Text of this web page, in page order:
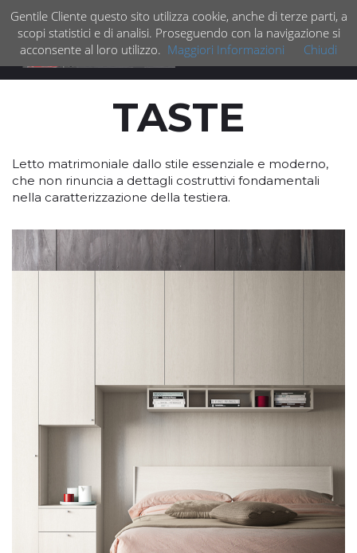
barra
TASTE
Letto matrimoniale dallo stile essenziale e moderno,
che non rinuncia a dettagli costruttivi fondamentali
nella caratterizzazione della testiera.
Gentile Cliente questo sito utilizza cookie, anche di terze parti, a
scopi statistici e di analisi. Proseguendo con la navigazione si
acconsente al loro utilizzo. Maggiori Informazioni Chiudi